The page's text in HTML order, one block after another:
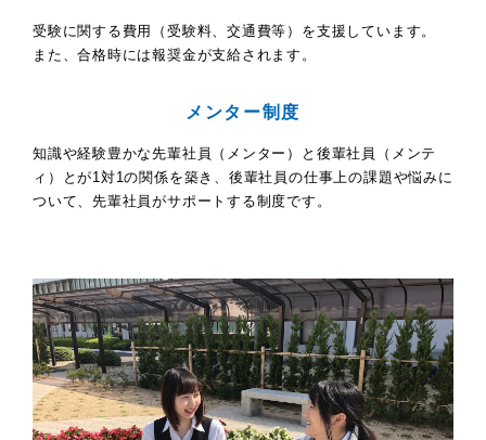
受験に関する費用（受験料、交通費等）を支援しています。
また、合格時には報奨金が支給されます。
メンター制度
知識や経験豊かな先輩社員（メンター）と後輩社員（メンテ
ィ）とが1対1の関係を築き、後輩社員の仕事上の課題や悩みに
ついて、先輩社員がサポートする制度です。